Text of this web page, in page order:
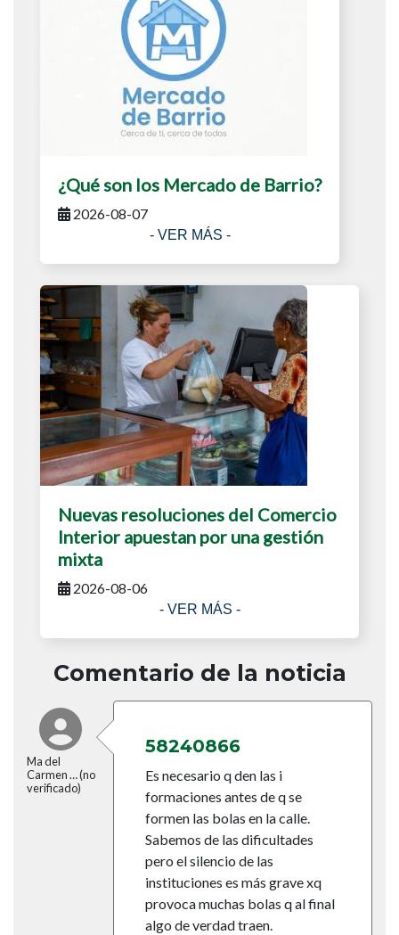
¿Qué son los Mercado de Barrio?
2026-08-07
- VER MÁS -
Nuevas resoluciones del Comercio
Interior apuestan por una gestión
mixta
2026-08-06
- VER MÁS -
Comentario de la noticia
Ma del
Carmen … (no
verificado)
58240866
Es necesario q den las i
formaciones antes de q se
formen las bolas en la calle.
Sabemos de las dificultades
pero el silencio de las
instituciones es más grave xq
provoca muchas bolas q al final
algo de verdad traen.